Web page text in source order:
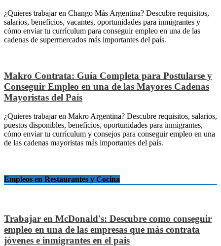
¿Quieres trabajar en Chango Más Argentina? Descubre requisitos,
salarios, beneficios, vacantes, oportunidades para inmigrantes y
cómo enviar tu currículum para conseguir empleo en una de las
cadenas de supermercados más importantes del país.
Makro Contrata: Guía Completa para Postularse y
Conseguir Empleo en una de las Mayores Cadenas
Mayoristas del País
¿Quieres trabajar en Makro Argentina? Descubre requisitos, salarios,
puestos disponibles, beneficios, oportunidades para inmigrantes,
cómo enviar tu currículum y consejos para conseguir empleo en una
de las cadenas mayoristas más importantes del país.
Empleos en Restaurantes y Cocina
Trabajar en McDonald's: Descubre como conseguir
empleo en una de las empresas que más contrata
jóvenes e inmigrantes en el pais